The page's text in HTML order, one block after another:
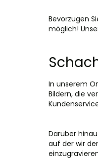
Bevorzugen
möglich!
In unserem
Bildern, die
Darüber
auf der wir